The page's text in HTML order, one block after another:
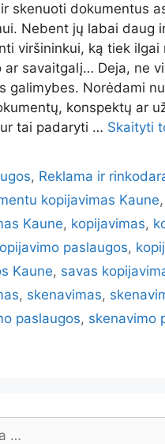
skenuoti dokumentus
Nebent jų labai daug
viršininkui, ką tiek ilgai
ar savaitgalį… Deja, ne
galimybes. Norėdami
konspektų ar
tai padaryti … Skaityti
, Reklama ir
kopijavimas Kaune,
Kaune, kopijavimas,
paslaugos,
Kaune, savas
, skenavimas,
paslaugos, skenavimo